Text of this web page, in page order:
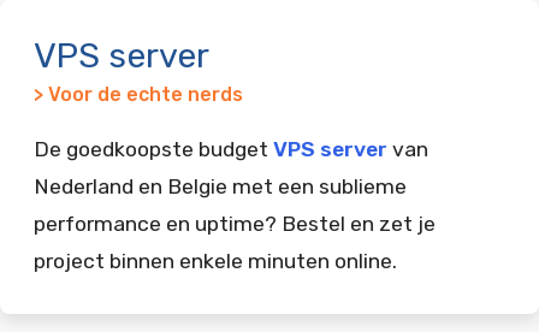
VPS server
> Voor de echte nerds
De goedkoopste budget VPS server van
Nederland en Belgie met een sublieme
performance en uptime? Bestel en zet je
project binnen enkele minuten online.